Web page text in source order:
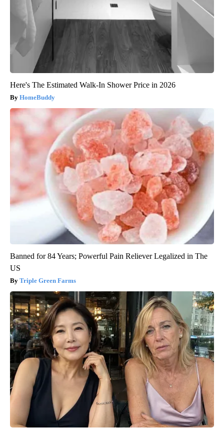
Here's The Estimated Walk-In Shower Price in 2026
HomeBuddy
Banned for 84 Years; Powerful Pain Reliever Legalized in The
US
Triple Green Farms